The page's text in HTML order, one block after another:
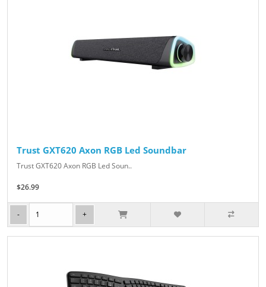
Trust GXT620 Axon RGB Led Soundbar
Trust GXT620 Axon RGB Led Soun..
$26.99